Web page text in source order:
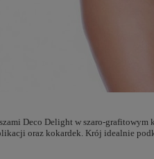
Deco Delight w szaro-grafitowym
oraz kokardek. Krój idealnie